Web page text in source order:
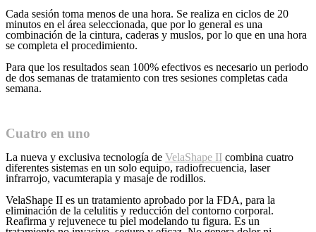
Cada sesión toma menos de una hora. Se realiza en ciclos de 20
minutos en el área seleccionada, que por lo general es una
combinación de la cintura, caderas y muslos, por lo que en una hora
se completa el procedimiento.
Para que los resultados sean 100% efectivos es necesario un periodo
de dos semanas de tratamiento con tres sesiones completas cada
semana.
Cuatro en uno
La nueva y exclusiva tecnología de VelaShape II combina cuatro
diferentes sistemas en un solo equipo, radiofrecuencia, laser
infrarrojo, vacumterapia y masaje de rodillos.
VelaShape II es un tratamiento aprobado por la FDA, para la
eliminación de la celulitis y reducción del contorno corporal.
Reafirma y rejuvenece tu piel modelando tu figura. Es un